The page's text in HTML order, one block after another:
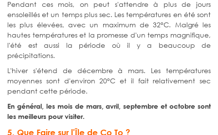
Pendant ces mois, on peut s'attendre à plus de jours
ensoleillés et un temps plus sec. Les températures en été sont
les plus élevées, avec un maximum de 32°C. Malgré les
hautes températures et la promesse d'un temps magnifique,
l'été est aussi la période où il y a beaucoup de
précipitations.
L'hiver s'étend de décembre à mars. Les températures
moyennes sont d'environ 20°C et il fait relativement sec
pendant cette période.
En général, les mois de mars, avril, septembre et octobre sont
les meilleurs pour visiter.
5. Que Faire sur l'Île de Co To ?